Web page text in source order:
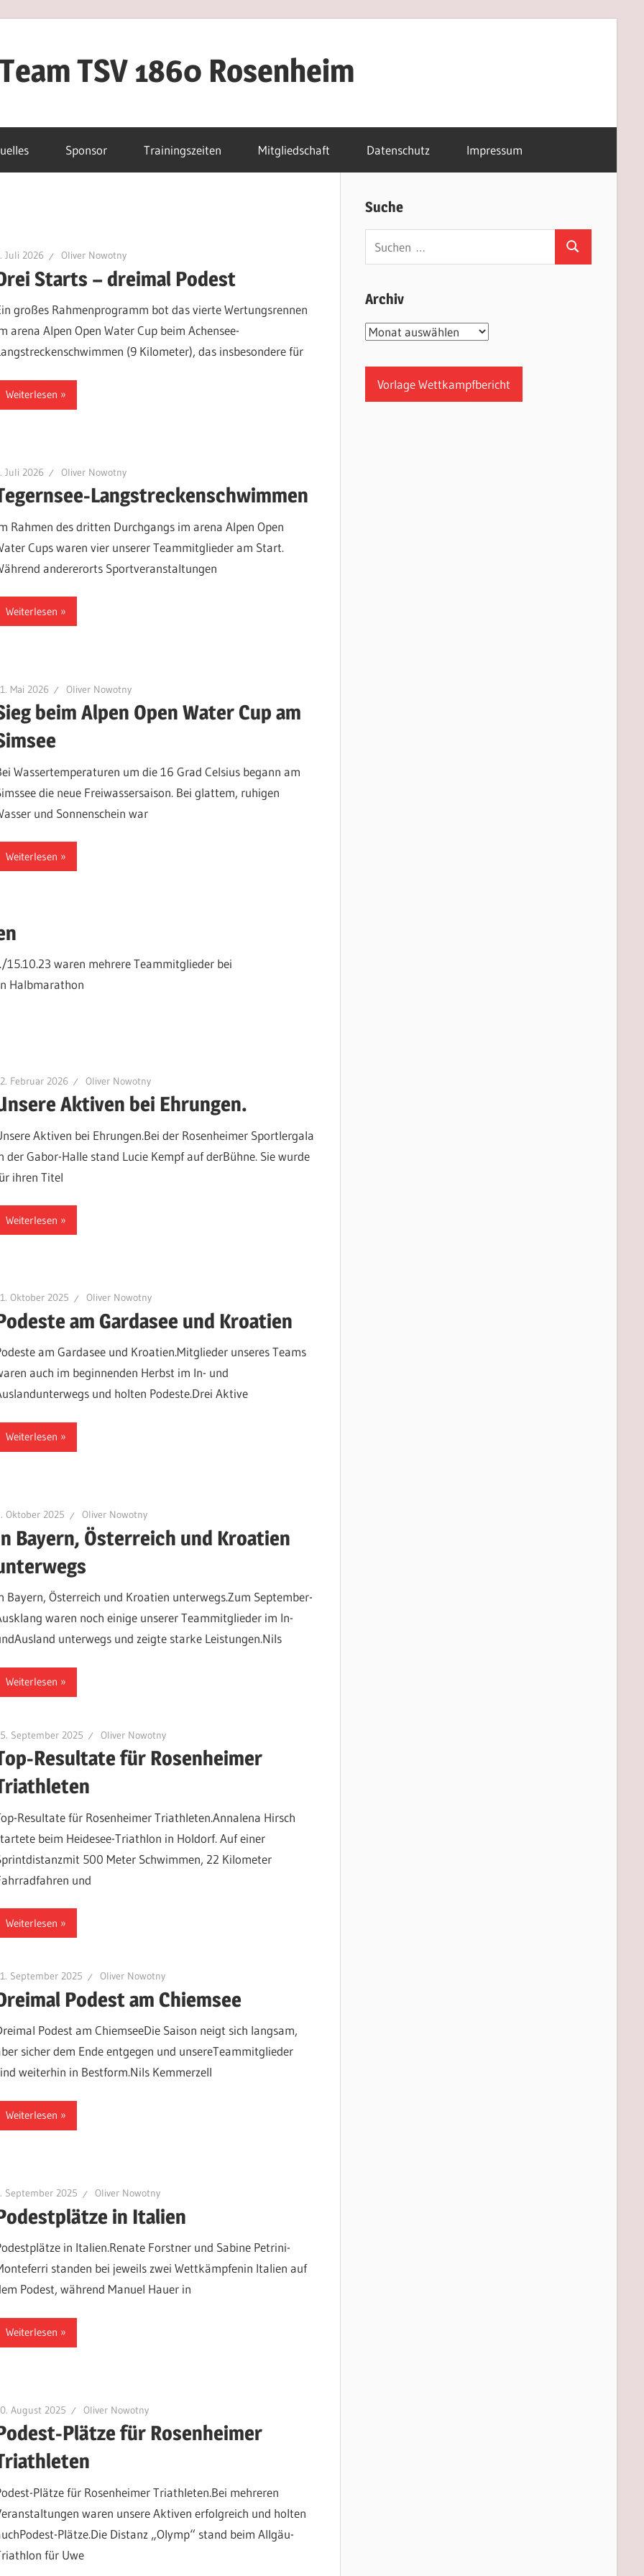
TSV 1860 Rosenheim
Sponsor Trainingszeiten Mitgliedschaft Datenschutz Impressum
Juli 2026 Oliver Nowotny
Starts – dreimal Podest
großes Rahmenprogramm bot das vierte Wertungsrennen
arena Alpen Open Water Cup beim Achensee-
(9 Kilometer), das insbesondere für
Weiterlesen
Juli 2026 Oliver Nowotny
Langstreckenschwimmen
Rahmen des dritten Durchgangs im arena Alpen Open
Cups waren vier unserer Teammitglieder am Start.
andererorts Sportveranstaltungen
Weiterlesen
Mai 2026 Oliver Nowotny
beim Alpen Open Water Cup am
Wassertemperaturen um die 16 Grad Celsius begann am
die neue Freiwassersaison. Bei glattem, ruhigen
und Sonnenschein war
Weiterlesen
15.10.23 waren mehrere Teammitglieder bei
Halbmarathon
Februar 2026 Oliver Nowotny
Aktiven bei Ehrungen.
Aktiven bei Ehrungen.Bei der Rosenheimer Sportlergala
der Gabor-Halle stand Lucie Kempf auf derBühne. Sie wurde
ihren Titel
Weiterlesen
Oktober 2025 Oliver Nowotny
am Gardasee und Kroatien
am Gardasee und Kroatien.Mitglieder unseres Teams
auch im beginnenden Herbst im In- und
und holten Podeste.Drei Aktive
Weiterlesen
Oktober 2025 Oliver Nowotny
Bayern, Österreich und Kroatien
Bayern, Österreich und Kroatien unterwegs.Zum September-
waren noch einige unserer Teammitglieder im In-
unterwegs und zeigte starke Leistungen.Nils
Weiterlesen
September 2025 Oliver Nowotny
Resultate für Rosenheimer
Resultate für Rosenheimer Triathleten.Annalena Hirsch
beim Heidesee-Triathlon in Holdorf. Auf einer
500 Meter Schwimmen, 22 Kilometer
und
Weiterlesen
September 2025 Oliver Nowotny
Podest am Chiemsee
Podest am ChiemseeDie Saison neigt sich langsam,
sicher dem Ende entgegen und unsereTeammitglieder
weiterhin in Bestform.Nils Kemmerzell
Weiterlesen
September 2025 Oliver Nowotny
in Italien
in Italien.Renate Forstner und Sabine Petrini-
standen bei jeweils zwei Wettkämpfenin Italien auf
Podest, während Manuel Hauer in
Weiterlesen
August 2025 Oliver Nowotny
Plätze für Rosenheimer
Plätze für Rosenheimer Triathleten.Bei mehreren
waren unsere Aktiven erfolgreich und holten
Plätze.Die Distanz „Olymp“ stand beim Allgäu-
für Uwe
Suche
Suchen
Archiv
Archiv
Vorlage Wettkampfbericht